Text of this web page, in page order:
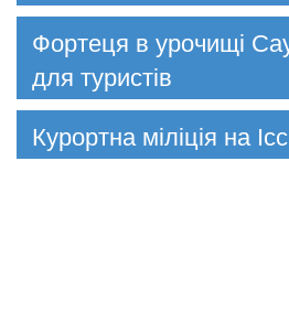
Фортеця в урочищі
для туристів
Курортна міліція на